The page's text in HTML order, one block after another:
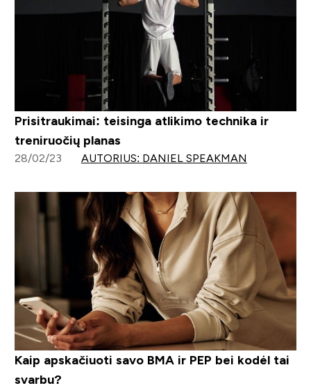
Prisitraukimai: teisinga atlikimo technika ir
treniruočių planas
28/02/23 AUTORIUS: DANIEL SPEAKMAN
Kaip apskačiuoti savo BMA ir PEP bei kodėl tai
svarbu?